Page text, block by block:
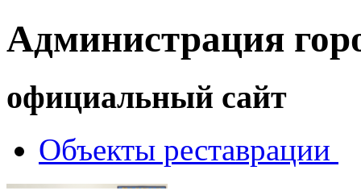
Администрация
официальный сайт
Объекты реставрации